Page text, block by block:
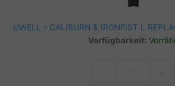
IRONFIST
PODS
UWELL - CALIBURN & IRONFIST L
Verfügbarkeit: